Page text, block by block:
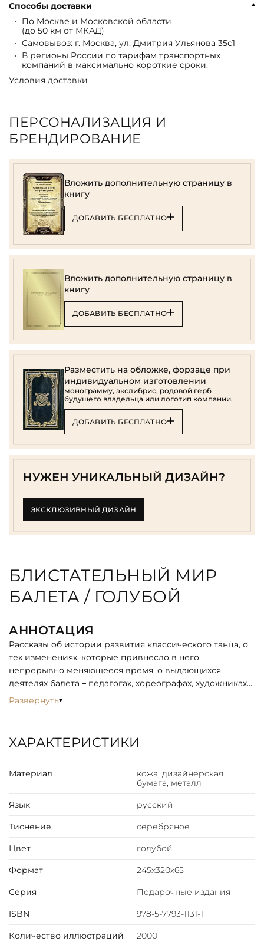
Способы доставки
По Москве и Московской области
(до 50 км от МКАД)
Самовывоз: г. Москва, ул. Дмитрия Ульянова 35с1
В регионы России по тарифам транспортных
компаний в максимально короткие сроки.
Условия доставки
ПЕРСОНАЛИЗАЦИЯ И
БРЕНДИРОВАНИЕ
Вложить дополнительную страницу в
книгу
ДОБАВИТЬ БЕСПЛАТНО
Вложить дополнительную страницу в
книгу
ДОБАВИТЬ БЕСПЛАТНО
Разместить на обложке, форзаце при
индивидуальном изготовлении
монограмму, экслибрис, родовой герб
будущего владельца или логотип компании.
ДОБАВИТЬ БЕСПЛАТНО
НУЖЕН УНИКАЛЬНЫЙ ДИЗАЙН?
ЭКСКЛЮЗИВНЫЙ ДИЗАЙН
БЛИСТАТЕЛЬНЫЙ МИР
БАЛЕТА / ГОЛУБОЙ
АННОТАЦИЯ
Рассказы об истории развития классического танца, о
тех изменениях, которые привнесло в него
непрерывно меняющееся время, о выдающихся
деятелях балета – педагогах, хореографах, художниках
сцены и танцовщиках. Большая глава адресована
ОПИСАНИЕ
Французский цельнокожаный переплет ручной работы
составной на кожаной слизуре. Дизайнерская бумага.
Каптал двойной наборный, ручное плетение из
шелковых нитей. Обрез торшонированный
полиграфической фольгой.
Развернуть
ХАРАКТЕРИСТИКИ
Материал
кожа, дизайнерская
бумага, металл
Язык русский
Тиснение серебряное
Цвет голубой
Формат 245х320х65
Серия Подарочные издания
ISBN 978-5-7793-1131-1
Количество иллюстраций 2000